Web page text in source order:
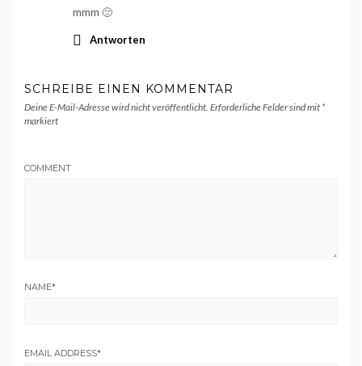
mmm 🙂
Antworten
SCHREIBE EINEN KOMMENTAR
Deine E-Mail-Adresse wird nicht veröffentlicht. Erforderliche Felder sind mit *
markiert
COMMENT
NAME*
EMAIL ADDRESS*